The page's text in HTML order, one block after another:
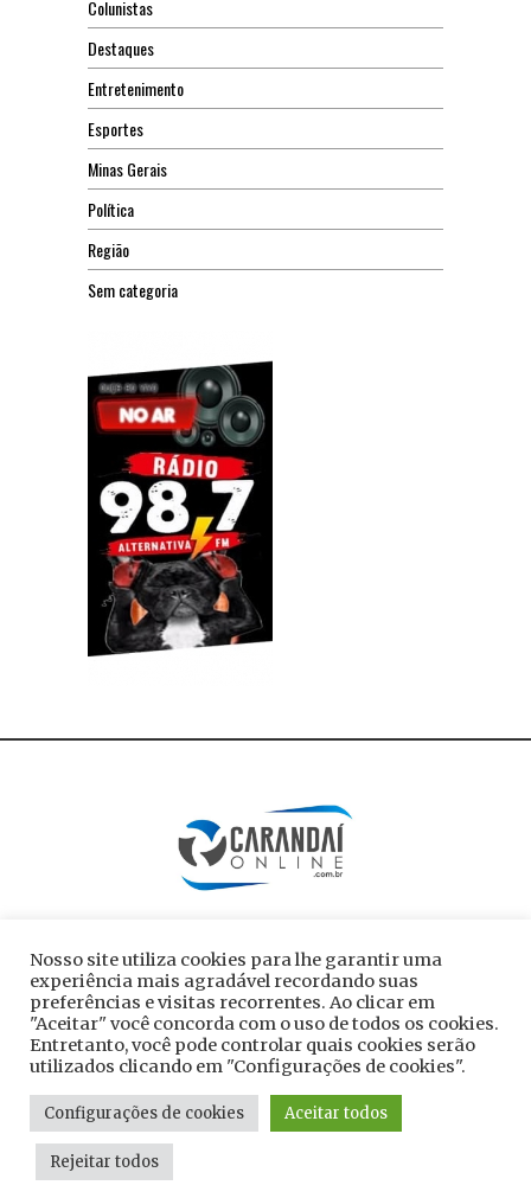
Colunistas
Destaques
Entretenimento
Esportes
Minas Gerais
Política
Região
Sem categoria
Todos os direitos reservados ao site
carandaionline.com.br
Nosso site utiliza cookies para lhe garantir uma
experiência mais agradável recordando suas
preferências e visitas recorrentes. Ao clicar em
"Aceitar" você concorda com o uso de todos os cookies.
Entretanto, você pode controlar quais cookies serão
utilizados clicando em "Configurações de cookies".
Configurações de cookies Aceitar todos
Rejeitar todos